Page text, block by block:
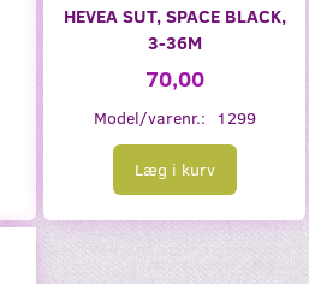
HEVEA SUT, SPACE BLACK,
3-36M
70,00
Model/varenr.: 1299
Læg i kurv